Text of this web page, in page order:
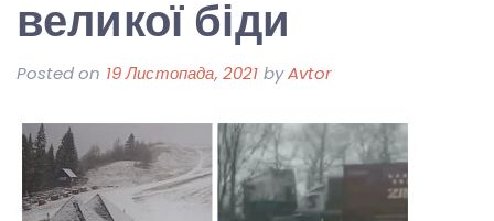
великої біди
Posted on 19 Листопада, 2021 byAvtor